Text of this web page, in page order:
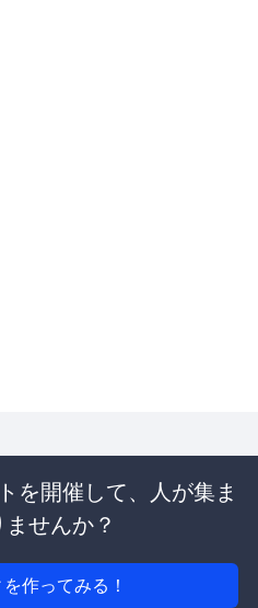
を開催して、人が集ま
せんか？
作ってみる！